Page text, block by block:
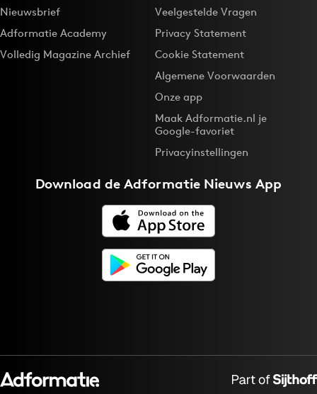
Partners
Topics
Digital transformation
Martech
Nieuwsbrief
Adformatie Academy
Volledig Magazine Archief
Veelgestelde Vragen
Privacy Statement
Cookie Statement
Algemene Voorwaarden
Onze app
Maak Adformatie.nl je
Google-favoriet
Privacyinstellingen
Download deAdformatie Nieuws App